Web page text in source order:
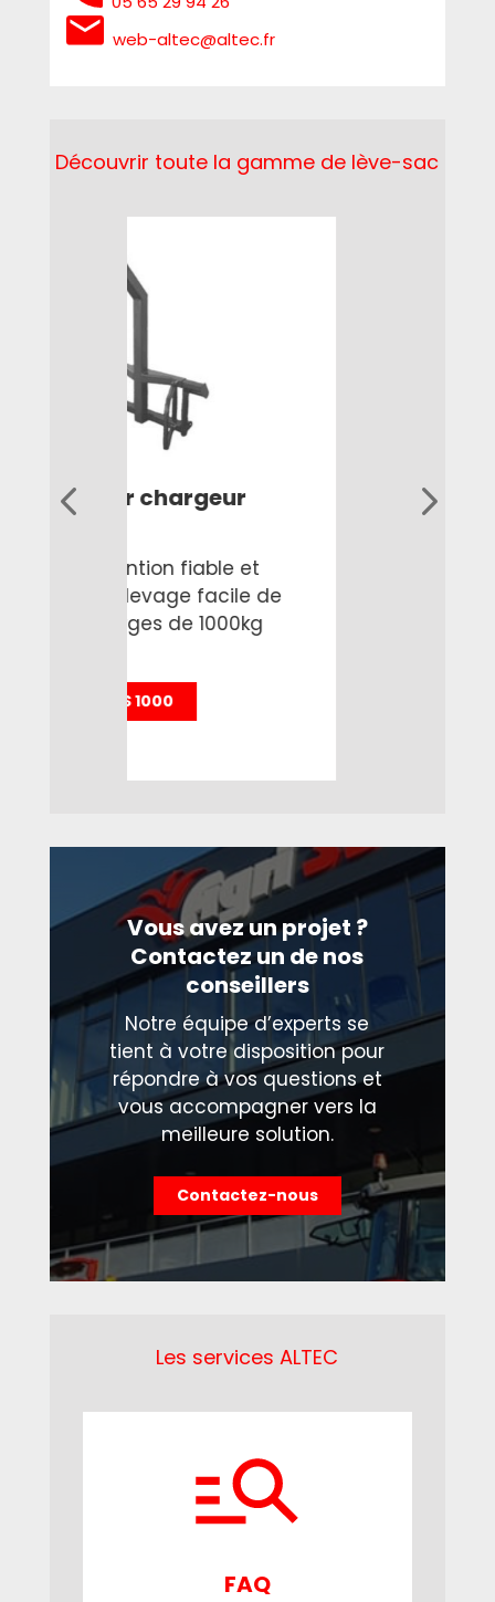
web-altec@altec.fr
Découvrir toute la gamme de lève-sac
Lève-sac attelage 3
robuste pour un levage
vos sacs et charges de
Vous avez un projet ?
Contactez un de nos
conseillers
Notre équipe d’experts se
tient à votre disposition pour
répondre à vos questions et
vous accompagner vers la
meilleure solution.
Contactez-nous
Les services ALTEC
FAQ